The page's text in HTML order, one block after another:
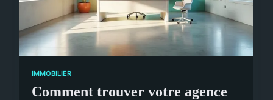
IMMOBILIER
Comment trouver votre agence